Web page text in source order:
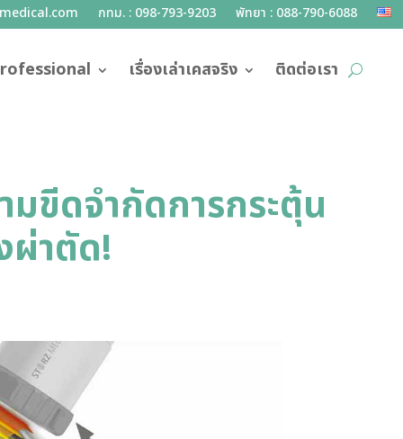
กทม. : 098-793-9203 พัทยา : 088-790-6088
เรื่องเล่าเคสจริง ติดต่อเรา
ขีดจำกัดการกระตุ้น
ผ่าตัด!